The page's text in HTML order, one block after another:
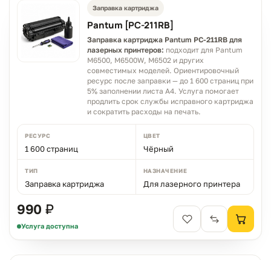
Заправка картриджа
Pantum [PC-211RB]
Заправка картриджа Pantum PC-211RB для
лазерных принтеров: подходит для Pantum
M6500, M6500W, M6502 и других
совместимых моделей. Ориентировочный
ресурс после заправки — до 1 600 страниц при
5% заполнении листа A4. Услуга помогает
продлить срок службы исправного картриджа
и сократить расходы на печать.
РЕСУРС
1 600 страниц
ЦВЕТ
Чёрный
ТИП
Заправка картриджа
НАЗНАЧЕНИЕ
Для лазерного принтера
990 ₽
Услуга доступна